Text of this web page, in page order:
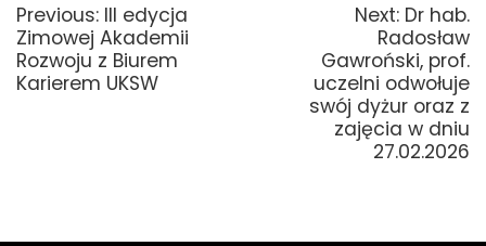
Previous: Previous
post:
III edycja
Zimowej Akademii
Rozwoju z Biurem
Karierem UKSW
Next: Next
post:
Dr hab.
Radosław
Gawroński, prof.
uczelni odwołuje
swój dyżur oraz z
zajęcia w dniu
27.02.2026